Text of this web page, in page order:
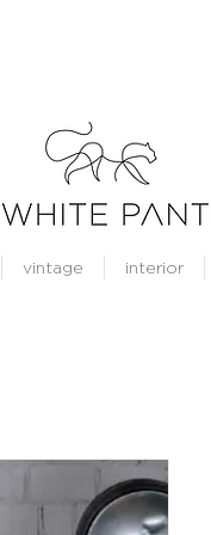
vintage interior